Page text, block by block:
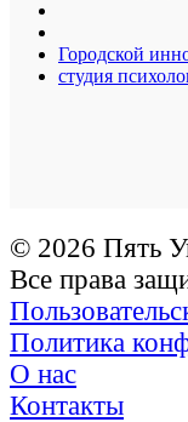
Городской
студия
© 2026 Пять
Все права
Политика
О нас
Контакты